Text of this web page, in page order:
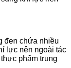
đen chứa nhiều
lực nên ngoài tác
phẩm trung